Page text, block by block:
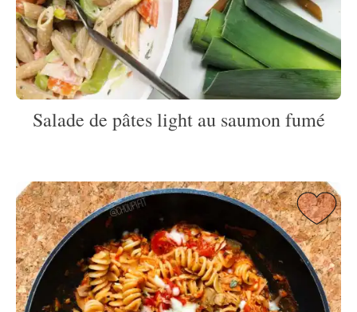
Salade de pâtes light au saumon fumé